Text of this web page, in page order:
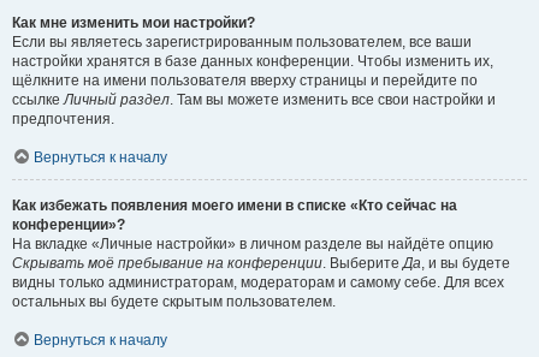
Как мне изменить мои настройки?
Если вы являетесь зарегистрированным пользователем, все ваши
настройки хранятся в базе данных конференции. Чтобы изменить их,
щёлкните на имени пользователя вверху страницы и перейдите по
ссылкеЛичный раздел. Там вы можете изменить все свои настройки и
предпочтения.
Вернуться к началу
Как избежать появления моего имени в списке «Кто сейчас на
конференции»?
На вкладке «Личные настройки» в личном разделе вы найдёте опцию
Скрывать моё пребывание на конференции. ВыберитеДа, и вы будете
видны только администраторам, модераторам и самому себе. Для всех
остальных вы будете скрытым пользователем.
Вернуться к началу